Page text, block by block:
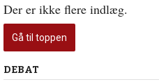
Der er ikke flere indlæg.
Gå til toppen
Debat
DEBAT